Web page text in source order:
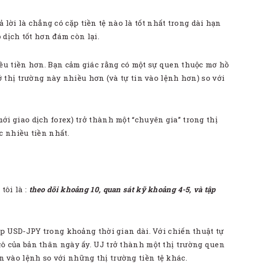
lời là chẳng có cặp tiền tệ nào là tốt nhất trong dài hạn
dịch tốt hơn đám còn lại.
tiền hơn. Bạn cảm giác rằng có một sự quen thuộc mơ hồ
thị trường này nhiều hơn (và tự tin vào lệnh hơn) so với
giao dịch forex) trở thành một “chuyên gia” trong thị
nhiều tiền nhất.
tôi là : theo dõi khoảng 10, quan sát kỹ khoảng 4-5, và tập
JPY trong khoảng thời gian dài. Với chiến thuật tự
bản thân ngày ấy. UJ trở thành một thị trường quen
vào lệnh so với những thị trường tiền tệ khác.